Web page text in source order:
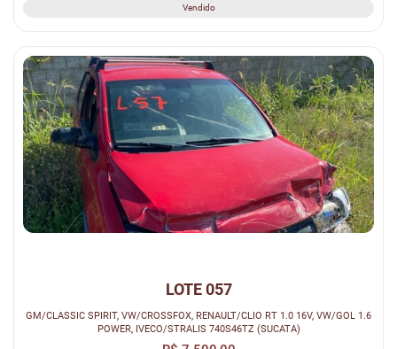
Vendido
LOTE 057
GM/CLASSIC SPIRIT, VW/CROSSFOX, RENAULT/CLIO RT 1.0 16V, VW/GOL 1.6
POWER, IVECO/STRALIS 740S46TZ (SUCATA)